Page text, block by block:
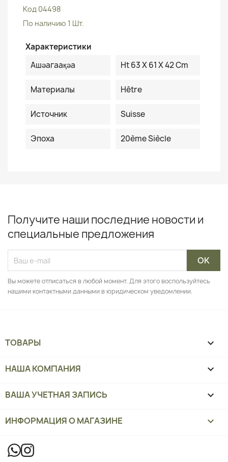
Код 04498
По наличию 1 Шт.
Характеристики
Ашәагаақәа
Ht 63 X 61 X 42 Cm
Материалы Hêtre
Источник Suisse
Эпоха 20ème Siècle
Получите наши последние новости и
специальные предложения
Вы можете отписаться в любой момент. Для этого воспользуйтесь
нашими контактными данными в юридическом уведомлении.
ТОВАРЫ 
НАША КОМПАНИЯ 
ВАША УЧЕТНАЯ ЗАПИСЬ 
ИНФОРМАЦИЯ О МАГАЗИНЕ keyboard_arrow_down